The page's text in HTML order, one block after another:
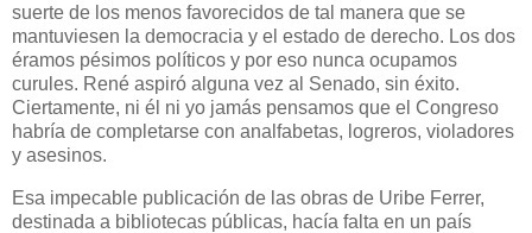
suerte de los menos favorecidos de tal manera que se
mantuviesen la democracia y el estado de derecho. Los dos
éramos pésimos políticos y por eso nunca ocupamos
curules. René aspiró alguna vez al Senado, sin éxito.
Ciertamente, ni él ni yo jamás pensamos que el Congreso
habría de completarse con analfabetas, logreros, violadores
y asesinos.
Esa impecable publicación de las obras de Uribe Ferrer,
destinada a bibliotecas públicas, hacía falta en un país